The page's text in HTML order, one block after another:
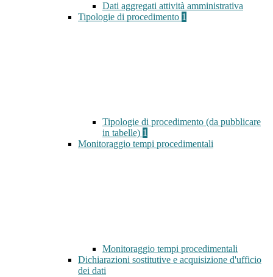
Dati aggregati attività amministrativa
Tipologie di procedimento 1
Tipologie di procedimento (da pubblicare
in tabelle) 1
Monitoraggio tempi procedimentali
Monitoraggio tempi procedimentali
Dichiarazioni sostitutive e acquisizione d'ufficio
dei dati